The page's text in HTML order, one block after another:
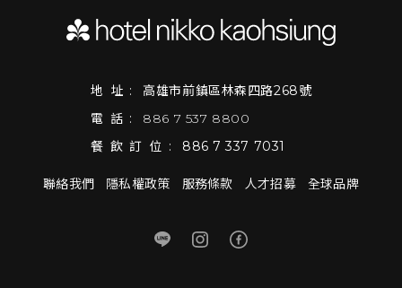
地址:
高雄市前鎮區林森四路268號
電話:
886 7 537 8800
餐飲訂位:
886 7 337 7031
聯絡我們 隱私權政策 服務條款 人才招募 全球品牌